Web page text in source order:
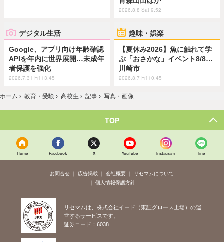
2026.8.8 Sat 9:52
デジタル生活
Google、アプリ向け年齢確認
APIを年内に世界展開…未成年
者保護を強化
2026.7.31 Fri 13:45
趣味・娯楽
【夏休み2026】魚に触れて学
ぶ「おさかな」イベント8/8…
川崎市
2026.8.7 Fri 10:45
ホーム › 教育・受験 › 高校生 › 記事 › 写真・画像
TOP
Home Facebook X YouTube Instagram line
お問合せ 広告掲載 会社概要
リセマムについて
個人情報保護方針
リセマムは、株式会社イード（東証グロース上場）の運
営するサービスです。
証券コード：6038